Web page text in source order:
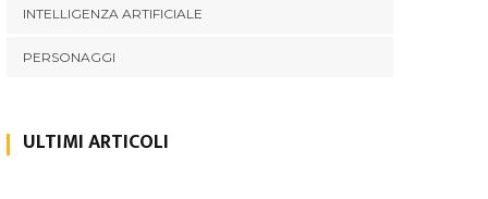
– Baalbek – Beirut
– Venezia
INTELLIGENZA ARTIFICIALE
PERSONAGGI
ULTIMI ARTICOLI